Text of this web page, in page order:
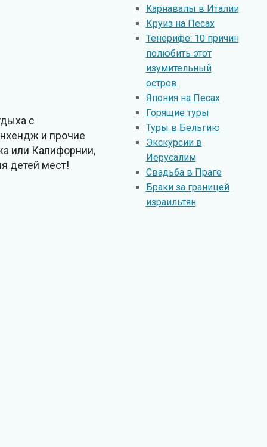
с
и прочие
или Калифорнии,
детей мест!
Kарнавалы в Италии
Круиз на Песах
Тенерифе: 10 причин
полюбить этот
изумительный
остров.
Япония на Песах
Горящие туры
Туры в Бельгию
Экскурсии в
Иерусалим
Свадьба в Праге
Браки за границей
израильтян